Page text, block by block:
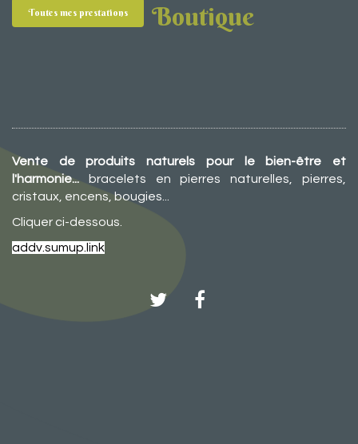
Toutes mes prestations Boutique
Vente de produits naturels pour le bien-être et
l'harmonie... bracelets en pierres naturelles, pierres,
cristaux, encens, bougies...
Cliquer ci-dessous.
addv.sumup.link